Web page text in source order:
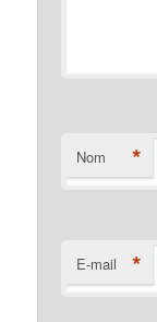
Nom *
E-mail *